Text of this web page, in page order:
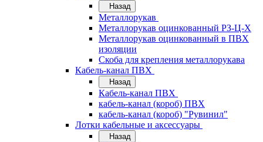
Назад
Металлорукав
Металлорукав оцинкованный РЗ-Ц-Х
Металлорукав оцинкованный в ПВХ
изоляции
Скоба для крепления металлорукава
Кабель-канал ПВХ
Назад
Кабель-канал ПВХ
кабель-канал (короб) ПВХ
кабель-канал (короб) "Рувинил"
Лотки кабельные и аксессуары
Назад